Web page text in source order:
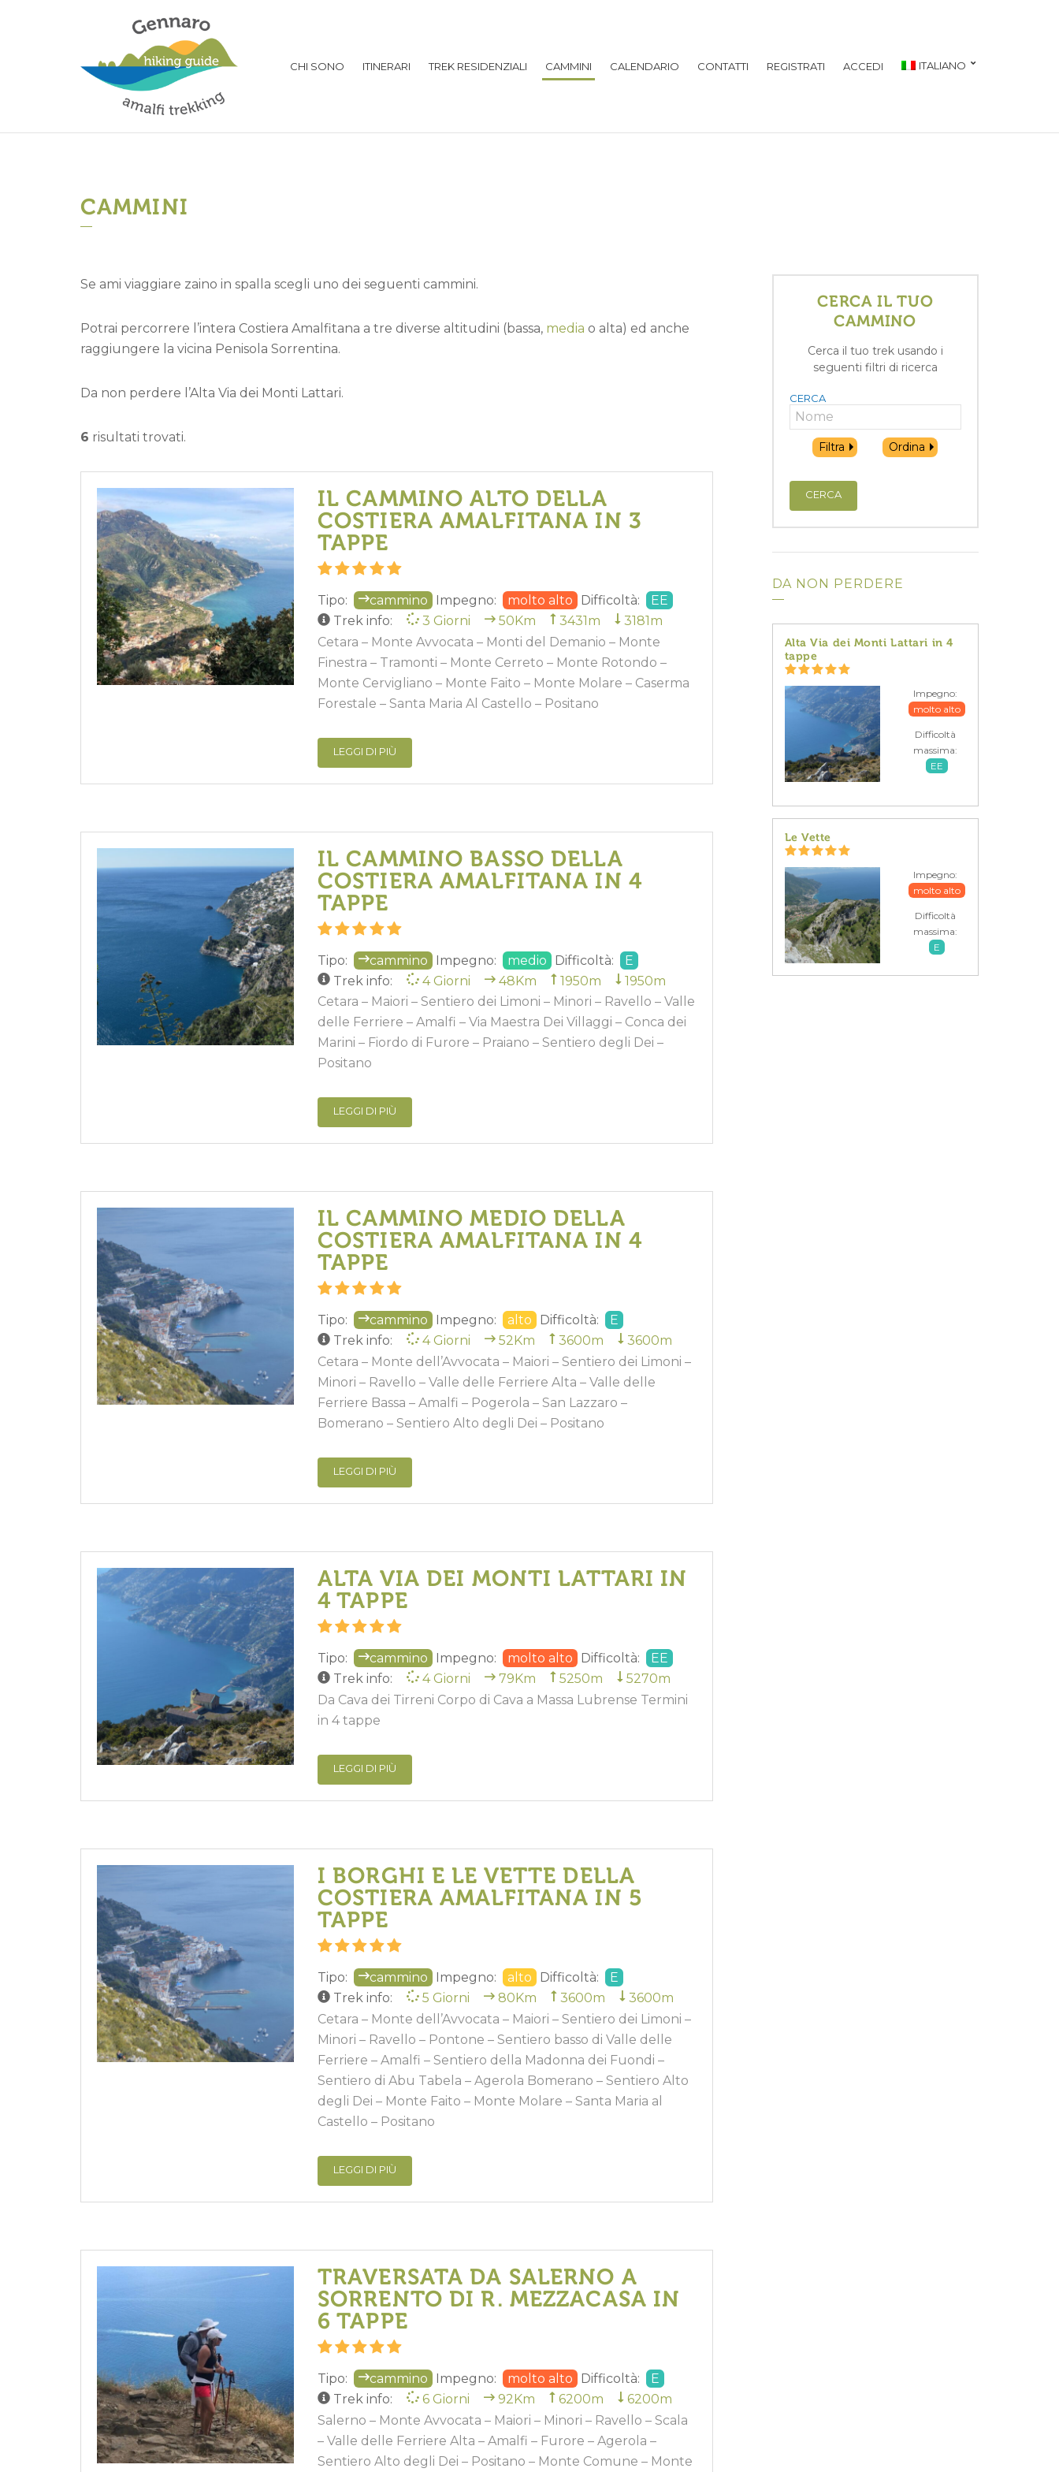
CHI SONO ITINERARI TREK RESIDENZIALI CAMMINI CALENDARIO CONTATTI REGISTRATI ACCEDI ITALIANO
CAMMINI
Se ami viaggiare zaino in spalla scegli uno dei seguenti cammini.
Potrai percorrere l’intera Costiera Amalfitana a tre diverse altitudini (bassa, media o alta) ed anche
raggiungere la vicina Penisola Sorrentina.
Da non perdere l’Alta Via dei Monti Lattari.
6 risultati trovati.
IL CAMMINO ALTO DELLA
COSTIERA AMALFITANA IN 3
TAPPE
Tipo: cammino Impegno: molto alto Difficoltà:
EE
Trek info:
3 Giorni 50Km 3431m
3181m
Cetara – Monte Avvocata – Monti del Demanio – Monte
Finestra – Tramonti – Monte Cerreto – Monte Rotondo –
Monte Cervigliano – Monte Faito – Monte Molare – Caserma
Forestale – Santa Maria Al Castello – Positano
LEGGI DI PIÙ
IL CAMMINO BASSO DELLA
COSTIERA AMALFITANA IN 4
TAPPE
Tipo: cammino Impegno: medio Difficoltà:
E
Trek info:
4 Giorni 48Km 1950m
1950m
Cetara – Maiori – Sentiero dei Limoni – Minori – Ravello – Valle
delle Ferriere – Amalfi – Via Maestra Dei Villaggi – Conca dei
Marini – Fiordo di Furore – Praiano – Sentiero degli Dei –
Positano
LEGGI DI PIÙ
IL CAMMINO MEDIO DELLA
COSTIERA AMALFITANA IN 4
TAPPE
Tipo: cammino Impegno: alto Difficoltà:
E
Trek info:
4 Giorni 52Km 3600m
3600m
Cetara – Monte dell’Avvocata – Maiori – Sentiero dei Limoni –
Minori – Ravello – Valle delle Ferriere Alta – Valle delle
Ferriere Bassa – Amalfi – Pogerola – San Lazzaro –
Bomerano – Sentiero Alto degli Dei – Positano
LEGGI DI PIÙ
ALTA VIA DEI MONTI LATTARI IN
4 TAPPE
Tipo: cammino Impegno: molto alto Difficoltà:
EE
Trek info:
4 Giorni 79Km 5250m
5270m
Da Cava dei Tirreni Corpo di Cava a Massa Lubrense Termini
in 4 tappe
LEGGI DI PIÙ
I BORGHI E LE VETTE DELLA
COSTIERA AMALFITANA IN 5
TAPPE
Tipo: cammino Impegno: alto Difficoltà:
E
Trek info:
5 Giorni 80Km 3600m
3600m
Cetara – Monte dell’Avvocata – Maiori – Sentiero dei Limoni –
Minori – Ravello – Pontone – Sentiero basso di Valle delle
Ferriere – Amalfi – Sentiero della Madonna dei Fuondi –
Sentiero di Abu Tabela – Agerola Bomerano – Sentiero Alto
degli Dei – Monte Faito – Monte Molare – Santa Maria al
Castello – Positano
LEGGI DI PIÙ
TRAVERSATA DA SALERNO A
SORRENTO DI R. MEZZACASA IN
6 TAPPE
Tipo: cammino Impegno: molto alto Difficoltà:
E
Trek info:
6 Giorni 92Km 6200m
6200m
Salerno – Monte Avvocata – Maiori – Minori – Ravello – Scala
– Valle delle Ferriere Alta – Amalfi – Furore – Agerola –
Sentiero Alto degli Dei – Positano – Monte Comune – Monte
CERCA IL TUO
CAMMINO
Cerca il tuo trek usando i
seguenti filtri di ricerca
CERCA
Filtra Ordina
CERCA
DA NON PERDERE
Alta Via dei Monti Lattari in 4
tappe
Impegno:
molto alto
Difficoltà
massima:
EE
Le Vette
Impegno:
molto alto
Difficoltà
massima:
E